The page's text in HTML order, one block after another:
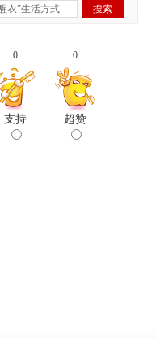
0
支持
0
超赞